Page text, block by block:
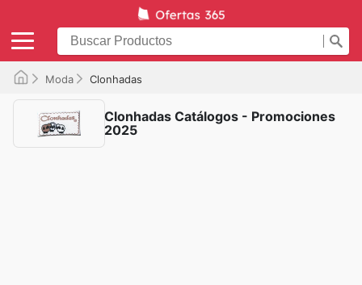
Moda Clonhadas
Clonhadas Catálogos - Promociones
2025